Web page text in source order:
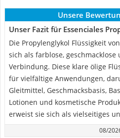
Unsere
Unser Fazit für Essenciales
Die Propylenglykol Flüssigkeit
sich als farblose,
Verbindung. Diese klare ölige
für vielfältige Anwendungen,
Gleitmittel, Geschmacksbasis,
Lotionen und kosmetische
erweist sie sich als vielseitiges
08/